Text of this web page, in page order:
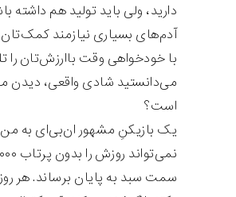
دارید، ولی باید تولید هم داشته
آدم‌های بسیاری نیازمند
با خودخواهی وقت باارزش‌تان را
می‌دانستید شادی واقعی، دیدن
است؟
یک بازیکنِ مشهور ان‌بی‌ای به من
سمت سبد به پایان برساند. هر